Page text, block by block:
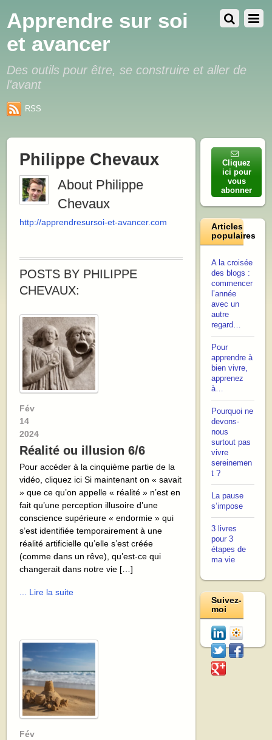
Apprendre sur soi
et avancer
Des outils pour être, se construire et aller de
l'avant
RSS
Philippe Chevaux
About Philippe
Chevaux
http://apprendresursoi-et-avancer.com
POSTS BY PHILIPPE
CHEVAUX:
Fév
14
2024
Réalité ou illusion 6/6
Pour accéder à la cinquième partie de la
vidéo, cliquez ici Si maintenant on « savait
» que ce qu’on appelle « réalité » n’est en
fait qu’une perception illusoire d’une
conscience supérieure « endormie » qui
s’est identifiée temporairement à une
réalité artificielle qu’elle s’est créée
(comme dans un rêve), qu’est-ce qui
changerait dans notre vie […]
... Lire la suite
Fév
Cliquez
ici pour
vous
abonner
Articles
populaires
A la croisée
des blogs :
commencer
l’année
avec un
autre
regard…
Pour
apprendre à
bien vivre,
apprenez
à…
Pourquoi ne
devons-
nous
surtout pas
vivre
sereinemen
t ?
La pause
s’impose
3 livres
pour 3
étapes de
ma vie
Suivez-
moi